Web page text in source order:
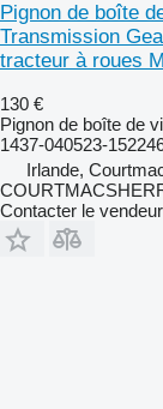
Pignon de boîte
Transmission
tracteur à roues
130 €
Pignon de boîte de
1437-040523-
Irlande,
Contacter le vendeur